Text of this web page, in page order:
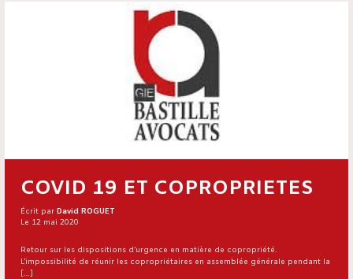
COVID 19 ET COPROPRIETES
Écrit par David ROGUET
Le 12 mai 2020
Retour sur les dispositions d’urgence en matière de copropriété.
L’impossibilité de réunir les copropriétaires en assemblée générale pendant la
[…]